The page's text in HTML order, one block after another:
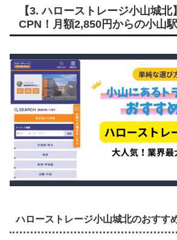
【3. ハローストレージ小山城
CPN！月額2,850円からの小山
ハローストレージ小山城北のおすす